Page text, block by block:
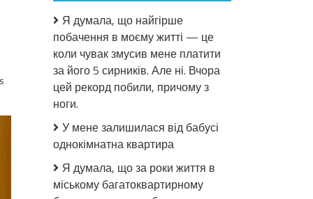
Я думала, що найгірше
побачення в моєму житті — це
коли чувак змусив мене платити
за його 5 сирників. Але ні. Вчора
цей рекорд побили, причому з
ноги.
У мене залишилася від бабусі
однокімнатна квартира
Я думала, що за роки життя в
міському багатоквартирному